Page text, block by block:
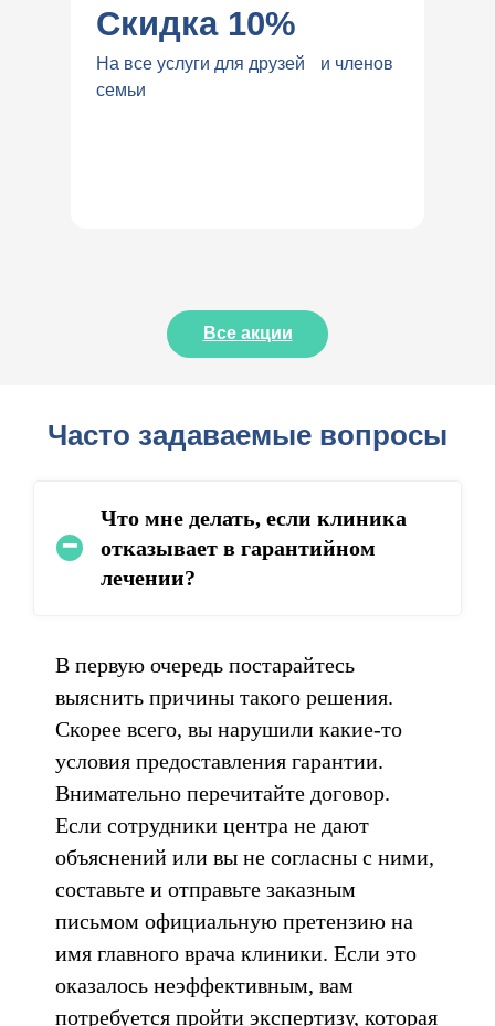
Скидка 10%
На все услуги для друзей и членов
семьи
Все акции
Часто задаваемые вопросы
Что мне делать, если клиника
отказывает в гарантийном
лечении?
В первую очередь постарайтесь
выяснить причины такого решения.
Скорее всего, вы нарушили какие-то
условия предоставления гарантии.
Внимательно перечитайте договор.
Если сотрудники центра не дают
объяснений или вы не согласны с ними,
составьте и отправьте заказным
письмом официальную претензию на
имя главного врача клиники. Если это
оказалось неэффективным, вам
потребуется пройти экспертизу, которая